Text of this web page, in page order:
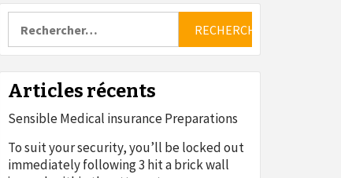
Articles récents
Sensible Medical insurance Preparations
To suit your security, you’ll be locked out
immediately following 3 hit a brick wall